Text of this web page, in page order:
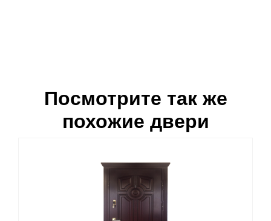
Посмотрите так же
похожие двери